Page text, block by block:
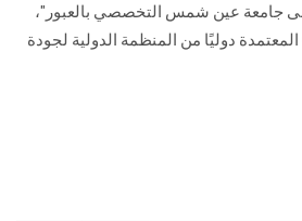
جامعة عين شمس التخصصي بالعبور"،
وذلك وفقًا لمعايير GAHAR المعتمدة دوليًا من المنظمة الدولية لجودة